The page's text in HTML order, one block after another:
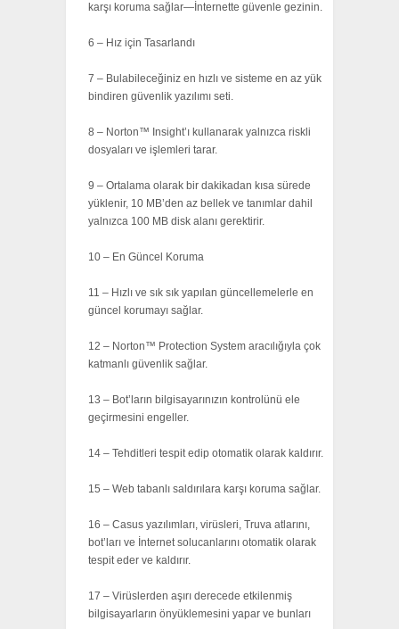
karşı koruma sağlar—İnternette güvenle gezinin.
6 – Hız için Tasarlandı
7 – Bulabileceğiniz en hızlı ve sisteme en az yük
bindiren güvenlik yazılımı seti.
8 – Norton™ Insight’ı kullanarak yalnızca riskli
dosyaları ve işlemleri tarar.
9 – Ortalama olarak bir dakikadan kısa sürede
yüklenir, 10 MB’den az bellek ve tanımlar dahil
yalnızca 100 MB disk alanı gerektirir.
10 – En Güncel Koruma
11 – Hızlı ve sık sık yapılan güncellemelerle en
güncel korumayı sağlar.
12 – Norton™ Protection System aracılığıyla çok
katmanlı güvenlik sağlar.
13 – Bot’ların bilgisayarınızın kontrolünü ele
geçirmesini engeller.
14 – Tehditleri tespit edip otomatik olarak kaldırır.
15 – Web tabanlı saldırılara karşı koruma sağlar.
16 – Casus yazılımları, virüsleri, Truva atlarını,
bot’ları ve İnternet solucanlarını otomatik olarak
tespit eder ve kaldırır.
17 – Virüslerden aşırı derecede etkilenmiş
bilgisayarların önyüklemesini yapar ve bunları